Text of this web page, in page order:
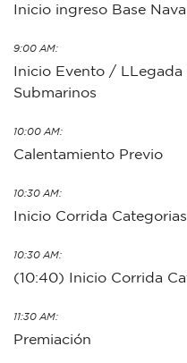
Inicio ingreso Base
9:00 AM:
Inicio Evento / LLegada
Submarinos
10:00 AM:
Calentamiento Previo
10:30 AM:
Inicio Corrida
10:30 AM:
(10:40) Inicio Corrida
11:30 AM:
Premiación